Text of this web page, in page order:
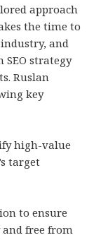
approach
the time to
industry, and
SEO strategy
Ruslan
key
high-value
target
to ensure
free from